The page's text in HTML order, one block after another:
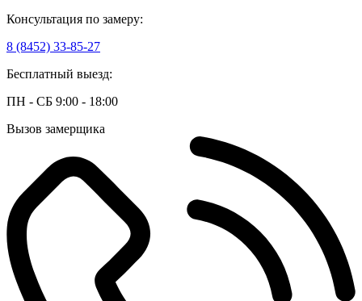
Консультация по замеру:
8 (8452) 33-85-27
Бесплатный выезд:
ПН - СБ 9:00 - 18:00
Вызов замерщика